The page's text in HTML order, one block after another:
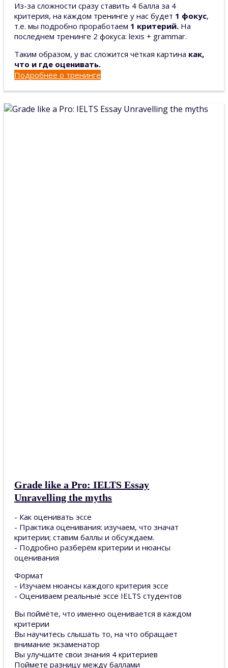
Из-за сложности сразу ставить 4 балла за 4
критерия, на каждом тренинге у нас будет 1 фокус,
т.е. мы подробно проработаем 1 критерий. На
последнем тренинге 2 фокуса: lexis + grammar.
Таким образом, у вас сложится чёткая картина как,
что и где оценивать.
Подробнее о тренинге
Grade like a Pro: IELTS Essay
Unravelling the myths
- Как оценивать эссе
- Практика оценивания: изучаем, что значат
критерии; ставим баллы и обсуждаем.
- Подробно разберём критерии и нюансы
оценивания
Формат
- Изучаем нюансы каждого критерия эссе
- Оцениваем реальные эссе IELTS студентов
Вы поймёте, что именно оценивается в каждом
критерии
Вы научитесь слышать то, на что обращает
внимание экзаменатор
Вы улучшите свои знания 4 критериев
Поймете разницу между баллами